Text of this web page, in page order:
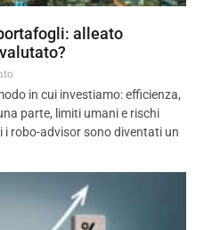
alleato
in cui investiamo: efficienza,
parte, limiti umani e rischi
i robo-advisor sono diventati un